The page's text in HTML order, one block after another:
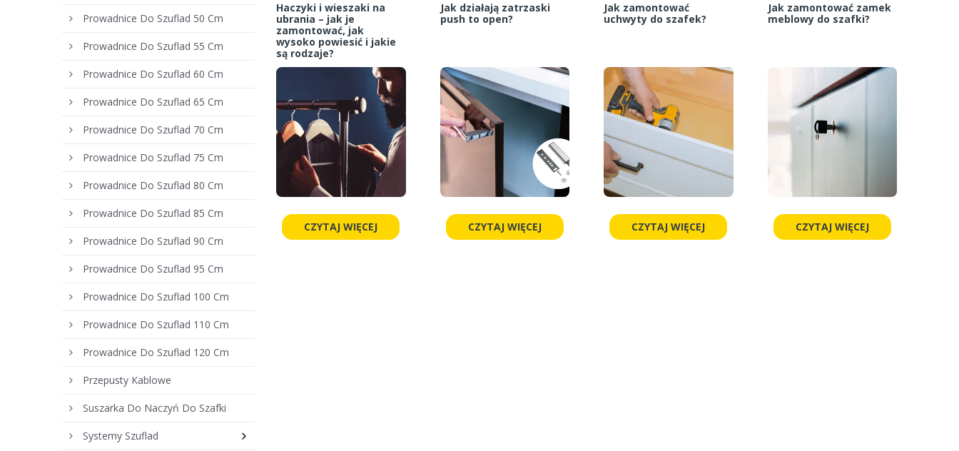
Haczyki i wieszaki na
ubrania – jak je
zamontować, jak
wysoko powiesić i jakie
są rodzaje?
CZYTAJ WIĘCEJ
Jak działają zatrzaski
push to open?
CZYTAJ WIĘCEJ
Jak zamontować
uchwyty do szafek?
CZYTAJ WIĘCEJ
Jak zamontować zamek
meblowy do szafki?
CZYTAJ WIĘCEJ
Prowadnice Do Szuflad 50 Cm
Prowadnice Do Szuflad 55 Cm
Prowadnice Do Szuflad 60 Cm
Prowadnice Do Szuflad 65 Cm
Prowadnice Do Szuflad 70 Cm
Prowadnice Do Szuflad 75 Cm
Prowadnice Do Szuflad 80 Cm
Prowadnice Do Szuflad 85 Cm
Prowadnice Do Szuflad 90 Cm
Prowadnice Do Szuflad 95 Cm
Prowadnice Do Szuflad 100 Cm
Prowadnice Do Szuflad 110 Cm
Prowadnice Do Szuflad 120 Cm
Przepusty Kablowe
Suszarka Do Naczyń Do Szafki
Systemy Szuflad